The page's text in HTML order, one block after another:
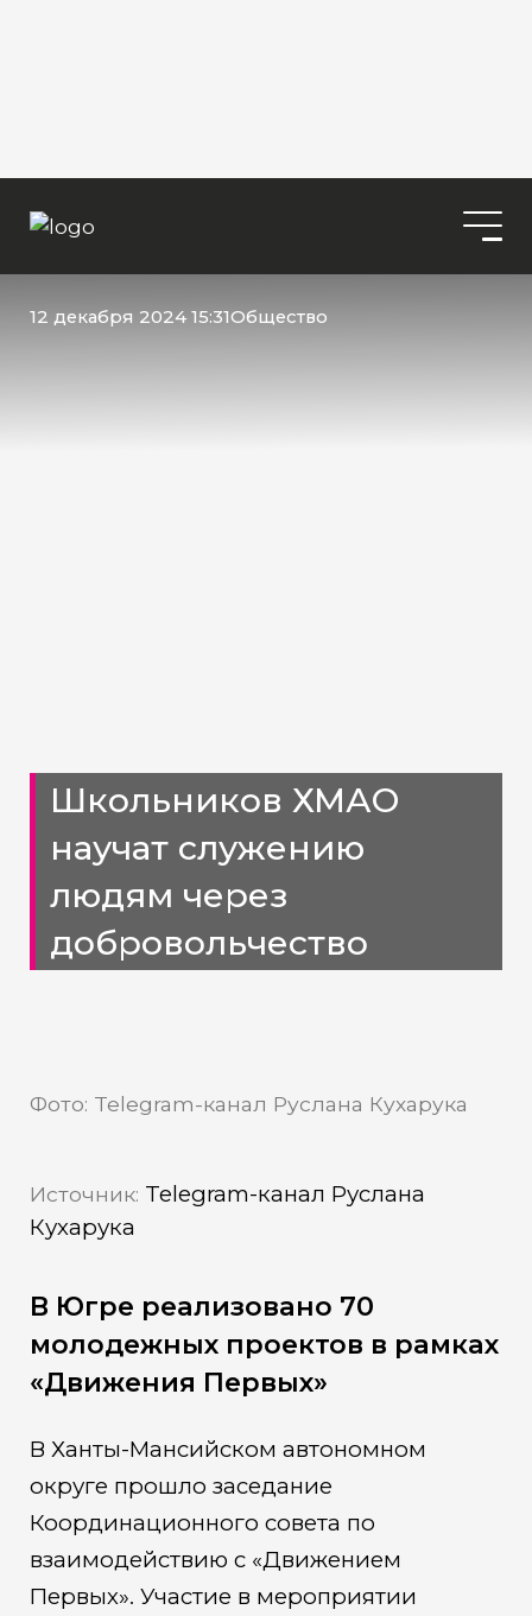
12 декабря 2024 15:31Общество
Школьников ХМАО
научат служению
людям через
добровольчество
Фото: Telegram-канал Руслана Кухарука
Источник: Telegram-канал Руслана
Кухарука
В Югре реализовано 70
молодежных проектов в рамках
«Движения Первых»
В Ханты-Мансийском автономном
округе прошло заседание
Координационного совета по
взаимодействию с «Движением
Первых». Участие в мероприятии